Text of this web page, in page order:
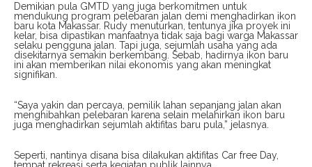
Demikian pula GMTD yang juga berkomitmen untuk
mendukung program pelebaran jalan demi menghadirkan ikon
baru kota Makassar. Rudy menuturkan, tentunya jika proyek ini
kelar, bisa dipastikan manfaatnya tidak saja bagi warga Makassar
selaku pengguna jalan. Tapi juga, sejumlah usaha yang ada
disekitarnya semakin berkembang. Sebab, hadirnya ikon baru
ini akan memberikan nilai ekonomis yang akan meningkat
signifikan.
“Saya yakin dan percaya, pemilik lahan sepanjang jalan akan
menghibahkan pelebaran karena selain melahirkan ikon baru
juga menghadirkan sejumlah aktifitas baru pula,” jelasnya.
Seperti, nantinya disana bisa dilakukan aktifitas Car free Day,